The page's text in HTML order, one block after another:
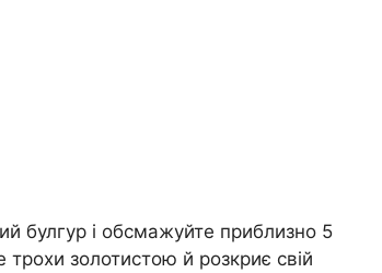
булгур і обсмажуйте приблизно 5
золотистою й розкриє свій